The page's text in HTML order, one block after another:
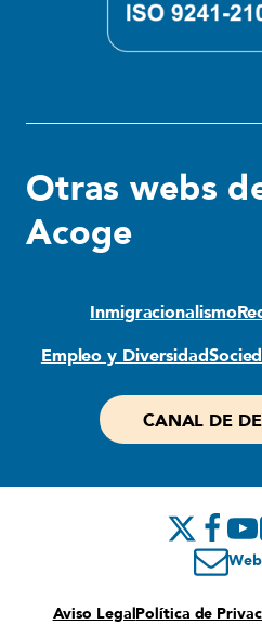
Otras webs
Acoge
Inmigracionalismo
Empleo y Diversidad
CANAL DE
Aviso LegalPolítica de